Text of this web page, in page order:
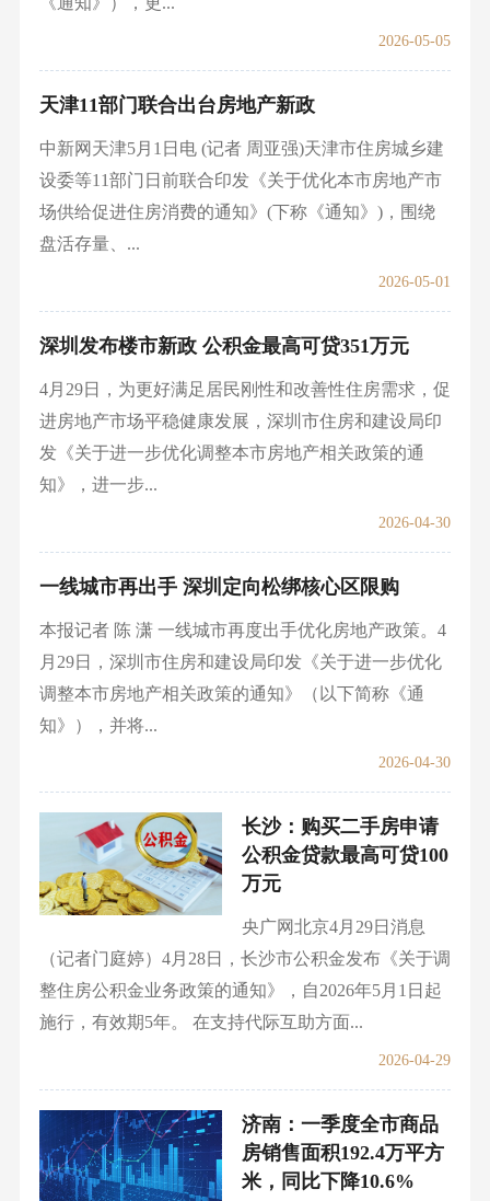
2026-05-05
天津11部门联合出台房地产新政
中新网天津5月1日电 (记者 周亚强)天津市住房城乡建
设委等11部门日前联合印发《关于优化本市房地产市
场供给促进住房消费的通知》(下称《通知》)，围绕
盘活存量、...
2026-05-01
深圳发布楼市新政 公积金最高可贷351万元
4月29日，为更好满足居民刚性和改善性住房需求，促
进房地产市场平稳健康发展，深圳市住房和建设局印
发《关于进一步优化调整本市房地产相关政策的通
知》，进一步...
2026-04-30
一线城市再出手 深圳定向松绑核心区限购
本报记者 陈 潇 一线城市再度出手优化房地产政策。4
月29日，深圳市住房和建设局印发《关于进一步优化
调整本市房地产相关政策的通知》（以下简称《通
知》），并将...
2026-04-30
长沙：购买二手房申请
公积金贷款最高可贷100
万元
央广网北京4月29日消息
（记者门庭婷）4月28日，长沙市公积金发布《关于调
整住房公积金业务政策的通知》，自2026年5月1日起
施行，有效期5年。 在支持代际互助方面...
2026-04-29
济南：一季度全市商品
房销售面积192.4万平方
米，同比下降10.6%